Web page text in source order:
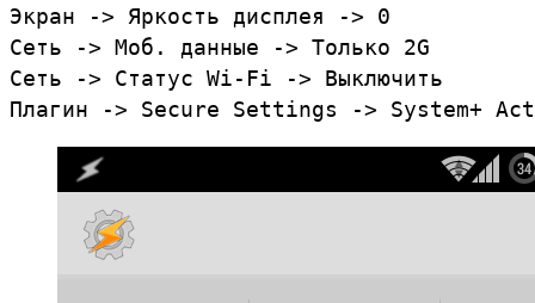
Экран -> Яркость дисплея -> 0
Сеть -> Моб. данные -> Только 2G
Сеть -> Статус Wi-Fi -> Выключить